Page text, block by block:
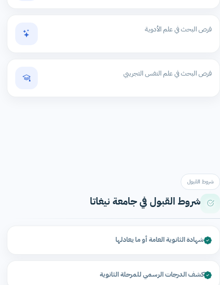
فرص البحث في علم الأدوية
فرص البحث في علم النفس التجريبي
شروط القبول
شروط القبول في جامعة نيغاتا
شهادة الثانوية العامة أو ما يعادلها
كشف الدرجات الرسمي للمرحلة الثانوية